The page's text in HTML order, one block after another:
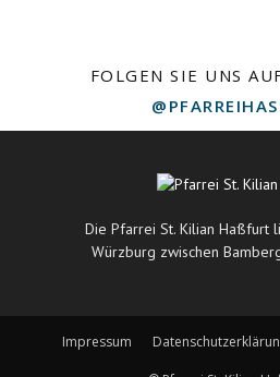
FOLGEN SIE UNS
Die Pfarrei St. Kilian Haßfurt
Würzburg zwischen
Impressum